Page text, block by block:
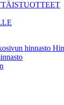
hinnasto